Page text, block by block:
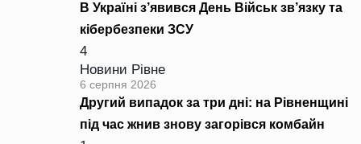
В Україні з’явився День Військ зв’язку та
кібербезпеки ЗСУ
4
Новини Рівне
6 серпня 2026
Другий випадок за три дні: на Рівненщині
під час жнив знову загорівся комбайн